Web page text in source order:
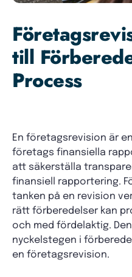
till
Process
En företagsrevision är
företags finansiella
att säkerställa
finansiell rapportering.
tanken på en revision
rätt förberedelser kan
och med fördelaktig.
nyckelstegen i
en företagsrevision.